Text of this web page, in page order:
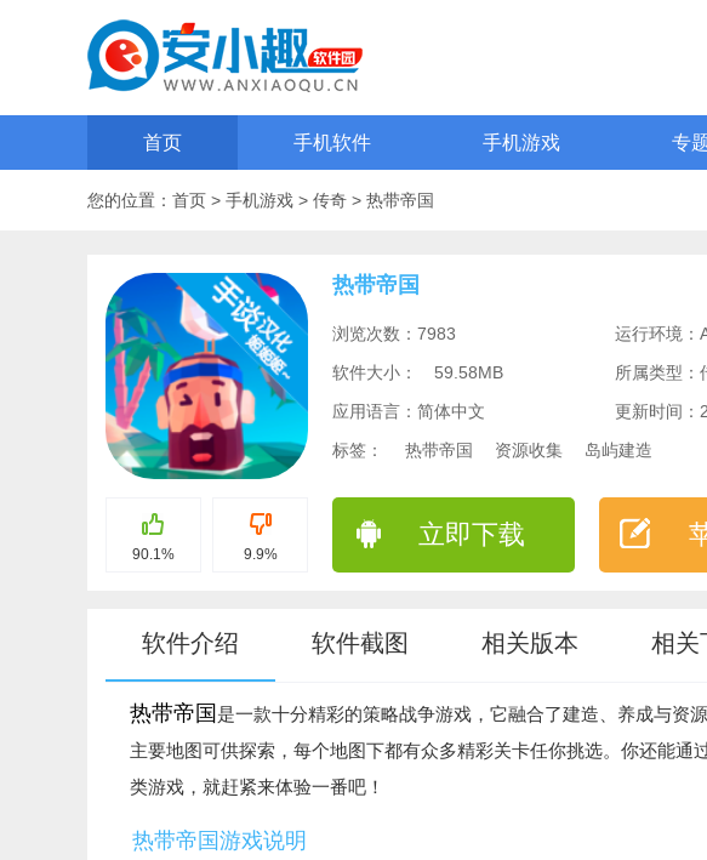
首页 手机软件 手机游戏 专
您的位置： 首页 > 手机游戏 > 传奇 > 热带帝国
90.1% 9.9%
热带帝国
浏览次数：7983
运行环境：
软件大小：
59.58MB
所属类型：
应用语言：简体中文
更新时间：
标签：
热带帝国 资源收集 岛屿建造
立即下载
软件介绍 软件截图 相关版本 相关
热带帝国 是一款十分精彩的策略战争游戏，它融合了建造、养成与资
主要地图可供探索，每个地图下都有众多精彩关卡任你挑选。你还能
类游戏，就赶紧来体验一番吧！
热带帝国游戏说明